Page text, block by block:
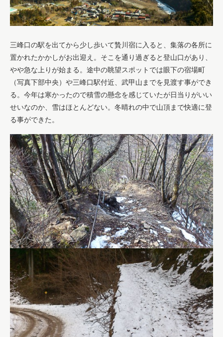
三峰口の駅を出てから少し歩いて贄川宿に入ると、集落の各所に
置かれたかかしがお出迎え。そこを通り過ぎると登山口があり、
やや急な上りが始まる。途中の眺望スポットでは眼下の宿場町
（写真下部中央）や三峰口駅付近、武甲山までを見渡す事ができ
る。今年は寒かったので積雪の懸念を感じていたが日当りがいい
せいなのか、雪はほとんどない。冬晴れの中で山頂まで快適に登
る事ができた。